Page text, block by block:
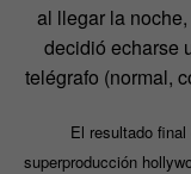
al llegar la
decidió echarse
telégrafo (normal,
El resultado
superproducción